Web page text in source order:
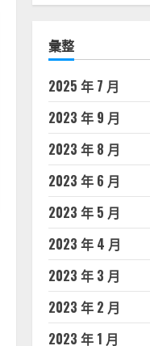
彙整
2025 年 7 月
2023 年 9 月
2023 年 8 月
2023 年 6 月
2023 年 5 月
2023 年 4 月
2023 年 3 月
2023 年 2 月
2023 年 1 月